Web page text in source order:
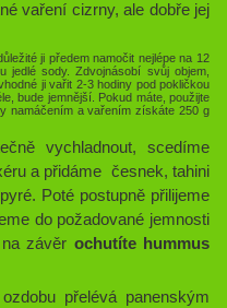
vaření cizrny, ale dobře jej
ji předem namočit nejlépe na 12
jedlé sody. Zdvojnásobí svůj objem,
ji vařit 2-3 hodiny pod pokličkou
bude jemnější. Pokud máte, použijte
namáčením a vařením získáte 250 g
vychladnout, scedíme
a přidáme česnek, tahini
Poté postupně přilijeme
do požadované jemnosti
závěr ochutíte hummus
přelévá panenským